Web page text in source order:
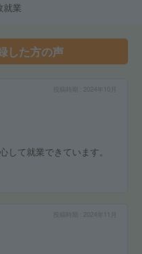
就業
した方の声
2024年10月
して就業できています。
2024年11月